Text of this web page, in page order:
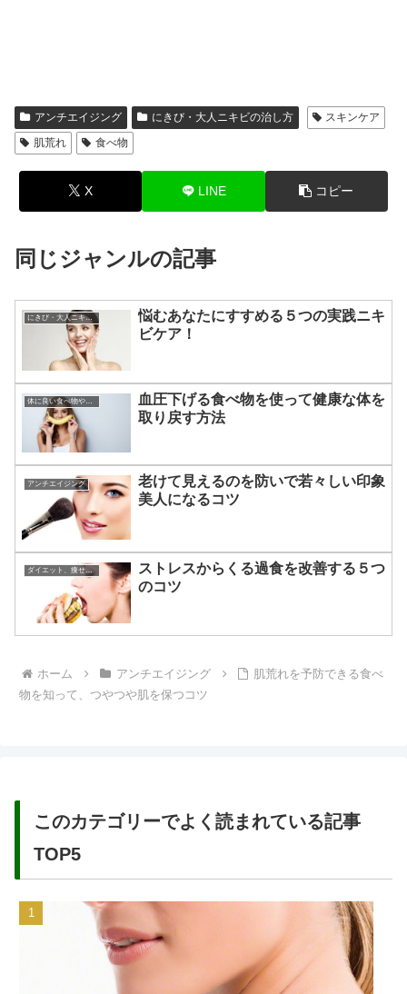
アンチエイジング にきび・大人ニキビの治し方
スキンケア
肌荒れ
食べ物
X LINE コピー
同じジャンルの記事
にきび・大人ニキビの治し方
悩むあなたにすすめる５つの実践ニキ
ビケア！
体に良い食べ物やその効果
血圧下げる食べ物を使って健康な体を
取り戻す方法
アンチエイジング
老けて見えるのを防いで若々しい印象
美人になるコツ
ダイエット、痩せる方法
ストレスからくる過食を改善する５つ
のコツ
ホーム アンチエイジング
肌荒れを予防できる食べ
物を知って、つやつや肌を保つコツ
このカテゴリーでよく読まれている記事
TOP5